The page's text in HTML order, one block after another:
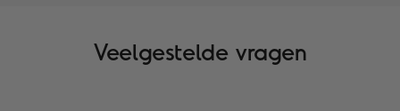
Veelgestelde vragen